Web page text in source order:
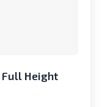
Full Height